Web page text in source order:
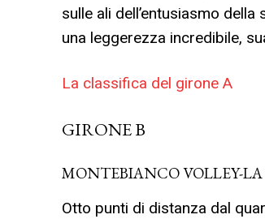
sulle ali dell’entusiasmo
una leggerezza incredibile,
La classifica del girone A
GIRONE B
MONTEBIANCO VOLLEY-
Otto punti di distanza dal